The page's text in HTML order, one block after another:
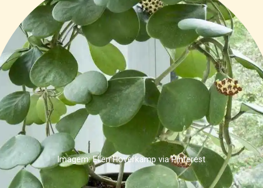
Imagem: Ellen Hoverkamp via Pinterest